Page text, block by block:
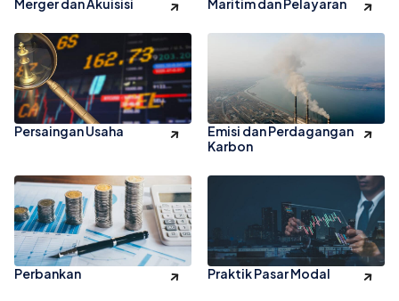
Merger dan Akuisisi Maritim dan Pelayaran
Persaingan Usaha
Emisi dan Perdagangan
Karbon
Perbankan Praktik Pasar Modal